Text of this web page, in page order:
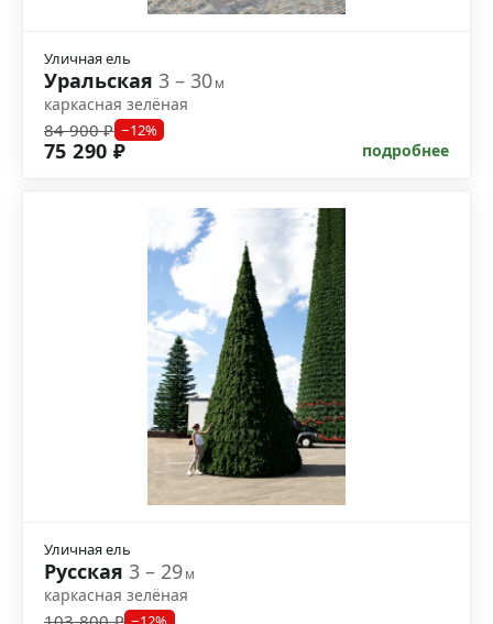
Уличная ель
Уральская 3 – 30м
каркасная зелёная
84 900 ₽ −12%
75 290 ₽ подробнее
Уличная ель
Русская 3 – 29м
каркасная зелёная